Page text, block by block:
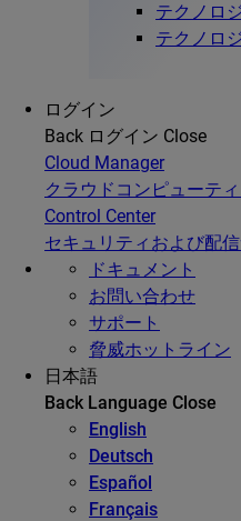
テクノロ
テクノロ
ログイン
Back ログイン Close
Cloud Manager
クラウドコンピューテ
Control Center
セキュリティおよび配
ドキュメント
お問い合わせ
サポート
脅威ホットライン
日本語
Back Language Close
English
Deutsch
Español
Français